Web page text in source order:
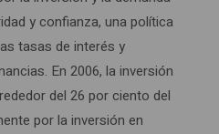
y confianza, una política
tasas de interés y
En 2006, la inversión
del 26 por ciento del
por la inversión en